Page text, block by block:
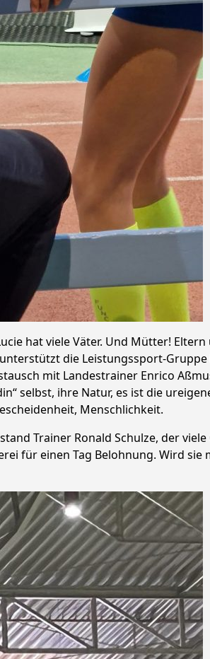
hat viele Väter. Und Mütter!
die Leistungssport-Gruppe
mit Landestrainer Enrico
selbst, ihre Natur, es ist die
Menschlichkeit.
Trainer Ronald Schulze, der
für einen Tag Belohnung. Wird